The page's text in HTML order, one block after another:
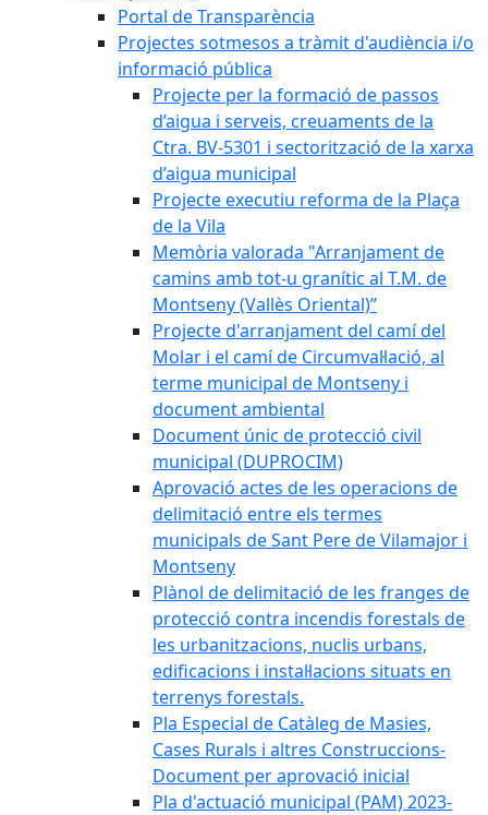
Portal de Transparència
Projectes sotmesos a tràmit d'audiència i/o
informació pública
Projecte per la formació de passos
d’aigua i serveis, creuaments de la
Ctra. BV-5301 i sectorització de la xarxa
d’aigua municipal
Projecte executiu reforma de la Plaça
de la Vila
Memòria valorada "Arranjament de
camins amb tot-u granític al T.M. de
Montseny (Vallès Oriental)”
Projecte d'arranjament del camí del
Molar i el camí de Circumval·lació, al
terme municipal de Montseny i
document ambiental
Document únic de protecció civil
municipal (DUPROCIM)
Aprovació actes de les operacions de
delimitació entre els termes
municipals de Sant Pere de Vilamajor i
Montseny
Plànol de delimitació de les franges de
protecció contra incendis forestals de
les urbanitzacions, nuclis urbans,
edificacions i instal·lacions situats en
terrenys forestals.
Pla Especial de Catàleg de Masies,
Cases Rurals i altres Construccions-
Document per aprovació inicial
Pla d'actuació municipal (PAM) 2023-